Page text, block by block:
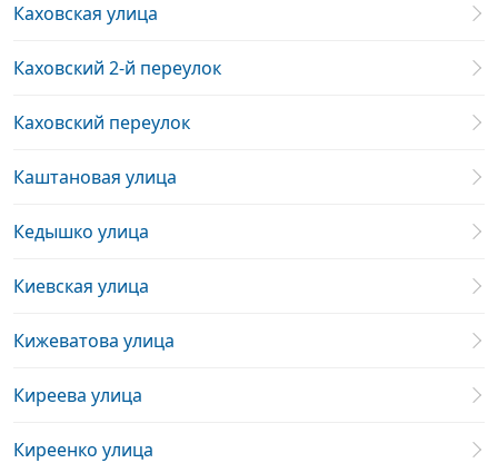
Каховская улица
Каховский 2-й переулок
Каховский переулок
Каштановая улица
Кедышко улица
Киевская улица
Кижеватова улица
Киреева улица
Киреенко улица